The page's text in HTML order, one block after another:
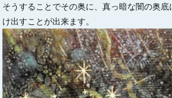
そうすることでその奥に、真っ暗な闇の奥
け出すことが出来ます。